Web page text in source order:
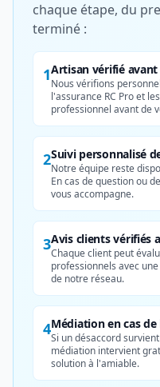
chaque étape, du
terminé :
1Artisan vérifié
Nous vérifions
l'assurance RC Pro et
professionnel avant de
2Suivi personnalisé
Notre équipe reste
En cas de question ou
vous accompagne.
3Avis clients vérifiés
Chaque client peut
professionnels avec
de notre réseau.
4Médiation en cas
Si un désaccord
médiation intervient
solution à l'amiable.